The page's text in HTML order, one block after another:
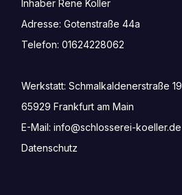
Inhaber Rene Köller
Adresse: Gotenstraße 44a
Telefon: 01624228062
Werkstatt: Schmalkaldenerstraße 19
65929 Frankfurt am Main
Datenschutz